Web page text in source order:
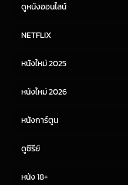
ดูหนังออนไลน์
หนังจีน
NETFLIX
หนังใหม่ 2025
หนังใหม่ 2026
หนังการ์ตูน
ดูซีรีย์
หนัง 18+